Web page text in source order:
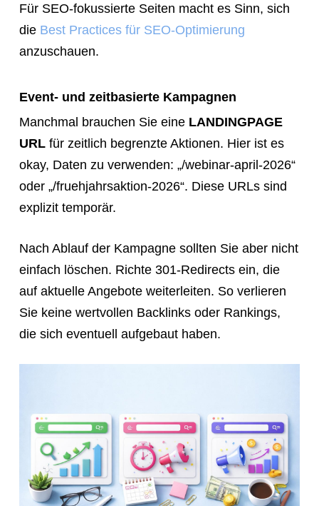
Für SEO-fokussierte Seiten macht es Sinn, sich
die Best Practices für SEO-Optimierung
anzuschauen.
Event- und zeitbasierte Kampagnen
Manchmal brauchen Sie eine LANDINGPAGE
URLfür zeitlich begrenzte Aktionen. Hier ist es
okay, Daten zu verwenden: „/webinar-april-2026“
oder „/fruehjahrsaktion-2026“. Diese URLs sind
explizit temporär.
Nach Ablauf der Kampagne sollten Sie aber nicht
einfach löschen. Richte 301-Redirects ein, die
auf aktuelle Angebote weiterleiten. So verlieren
Sie keine wertvollen Backlinks oder Rankings,
die sich eventuell aufgebaut haben.